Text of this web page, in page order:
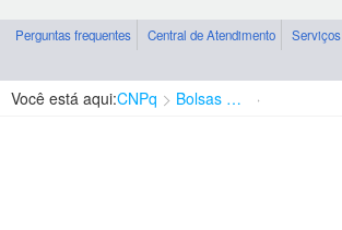
Perguntas frequentes Central de Atendimento Serviços
Você está aqui:CNPq Bolsas e Auxílios Vigentes